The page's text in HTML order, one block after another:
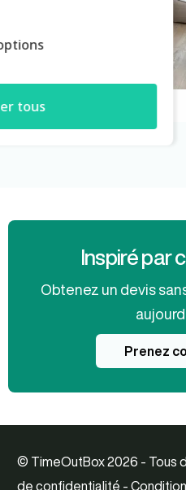
Inspiré par
Obtenez un devis
Prenez
© TimeOutBox 2026 - Tous
de confidentialité -
tous